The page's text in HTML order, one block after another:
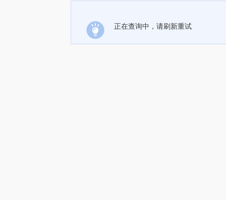
正在查询中，请刷新重试